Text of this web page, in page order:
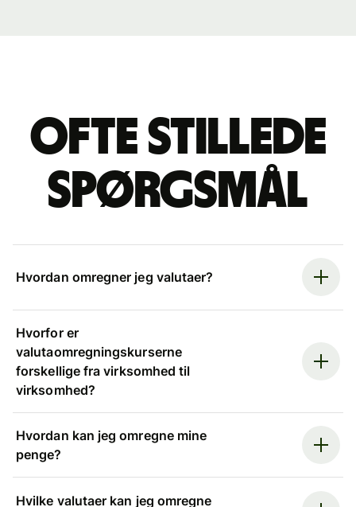
Ofte stillede
spørgsmål
Hvordan omregner jeg valutaer?
Hvorfor er
valutaomregningskurserne
forskellige fra virksomhed til
virksomhed?
Hvordan kan jeg omregne mine
penge?
Hvilke valutaer kan jeg omregne